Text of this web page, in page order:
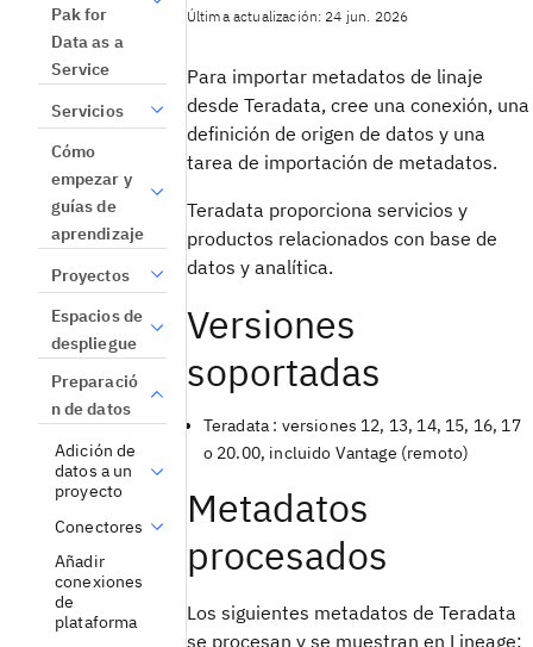
Pak for
Data as a
Service
Servicios
Cómo
empezar y
guías de
aprendizaje
Proyectos
Espacios de
despliegue
Preparació
n de datos
Adición de
datos a un
proyecto
Conectores
Añadir
conexiones
de
plataforma
Última actualización: 24 jun. 2026
Para importar metadatos de linaje
desde Teradata, cree una conexión, una
definición de origen de datos y una
tarea de importación de metadatos.
Teradata proporciona servicios y
productos relacionados con base de
datos y analítica.
Versiones
soportadas
Teradata : versiones 12, 13, 14, 15, 16, 17
o 20.00, incluido Vantage (remoto)
Metadatos
procesados
Los siguientes metadatos de Teradata
se procesan y se muestran en Lineage: